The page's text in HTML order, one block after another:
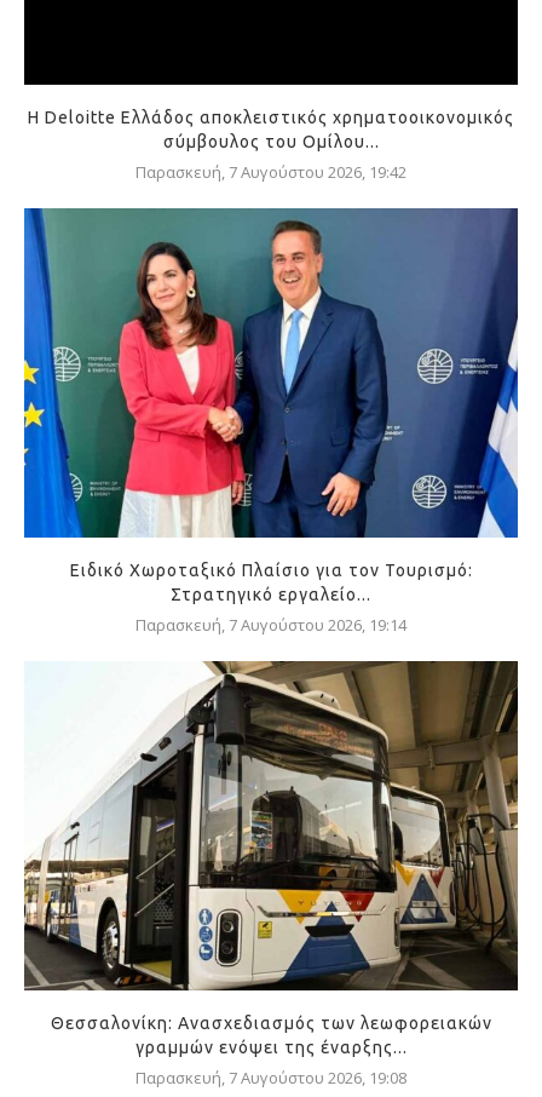
Η Deloitte Ελλάδος αποκλειστικός χρηματοοικονομικός
σύμβουλος του Ομίλου...
Παρασκευή, 7 Αυγούστου 2026, 19:42
Ειδικό Χωροταξικό Πλαίσιο για τον Τουρισμό:
Στρατηγικό εργαλείο...
Παρασκευή, 7 Αυγούστου 2026, 19:14
Θεσσαλονίκη: Ανασχεδιασμός των λεωφορειακών
γραμμών ενόψει της έναρξης...
Παρασκευή, 7 Αυγούστου 2026, 19:08